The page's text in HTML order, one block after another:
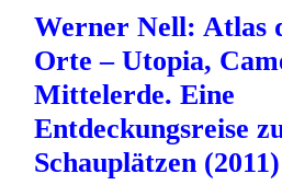
Werner Nell: Atlas
Orte – Utopia,
Mittelerde. Eine
Entdeckungsreise
Schauplätzen (2011)